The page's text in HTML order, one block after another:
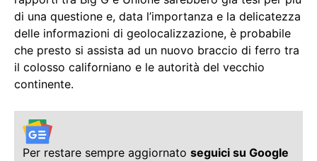
di una questione e, data l’importanza e la delicatezza
delle informazioni di geolocalizzazione, è probabile
che presto si assista ad un nuovo braccio di ferro tra
il colosso californiano e le autorità del vecchio
continente.
Per restare sempre aggiornato seguici su Google